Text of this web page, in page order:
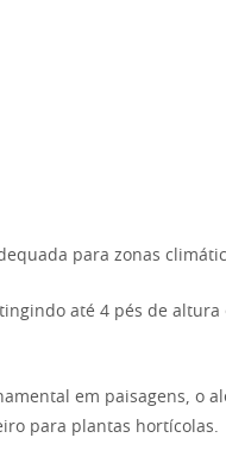
para zonas
até 4 pés de altura
em paisagens, o
para plantas hortícolas.